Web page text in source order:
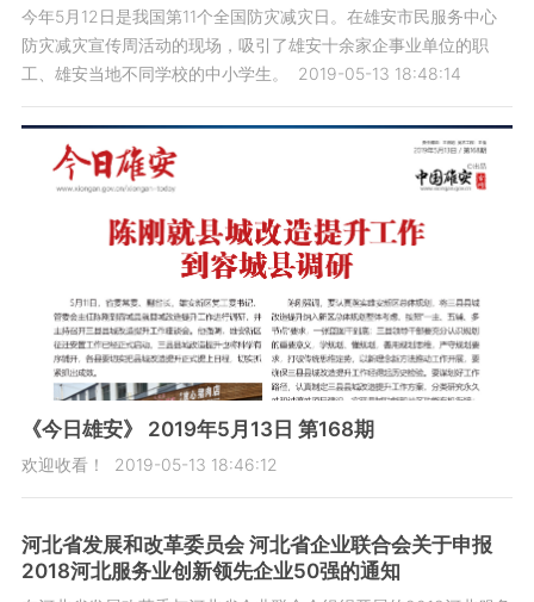
今年5月12日是我国第11个全国防灾减灾日。在雄安市民服务中心
防灾减灾宣传周活动的现场，吸引了雄安十余家企事业单位的职
工、雄安当地不同学校的中小学生。
2019-05-13 18:48:14
《今日雄安》 2019年5月13日 第168期
欢迎收看！ 2019-05-13 18:46:12
河北省发展和改革委员会 河北省企业联合会关于申报
2018河北服务业创新领先企业50强的通知